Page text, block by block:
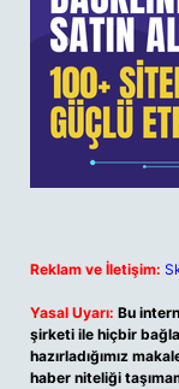
Reklam ve İletişim:
Yasal Uyarı: Bu
şirketi ile hiçbir
hazırladığımız
haber niteliği